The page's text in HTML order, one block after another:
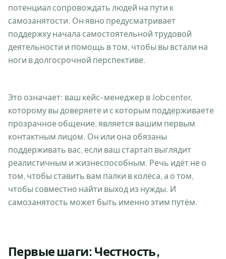
потенциал сопровождать людей на пути к
самозанятости. Он явно предусматривает
поддержку начала самостоятельной трудовой
деятельности и помощь в том, чтобы вы встали на
ноги в долгосрочной перспективе.
Это означает: ваш кейс-менеджер в Jobcenter,
которому вы доверяете и с которым поддерживаете
прозрачное общение, является вашим первым
контактным лицом. Он или она обязаны
поддерживать вас, если ваш стартап выглядит
реалистичным и жизнеспособным. Речь идёт не о
том, чтобы ставить вам палки в колёса, а о том,
чтобы совместно найти выход из нужды. И
самозанятость может быть именно этим путём.
Первые шаги: Честность,